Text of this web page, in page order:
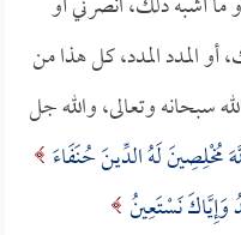
المدد المدد، كل هذا من
سبحانه وتعالى، والله جل
مُخْلِصِينَ لَهُ الدِّينَ حُنَفَاءَ
وَإِيَّاكَ نَسْتَعِينُ